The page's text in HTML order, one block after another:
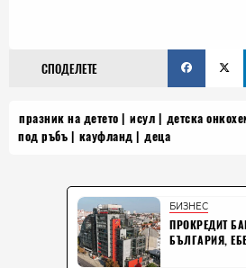
СПОДЕЛЕТЕ
празник на детето исул детска
под ръбъ
кауфланд деца